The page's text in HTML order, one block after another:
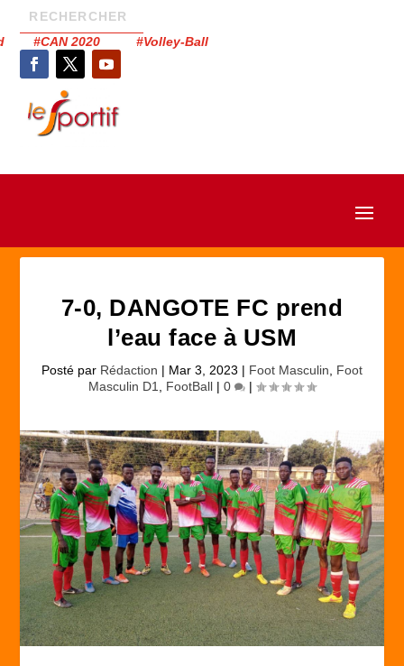
#CAN 2020 #Volley-Ball
7-0, DANGOTE FC prend
l’eau face à USM
Posté par Rédaction | Mar 3, 2023 | Foot Masculin
Foot
Masculin D1
FootBall | 0 |